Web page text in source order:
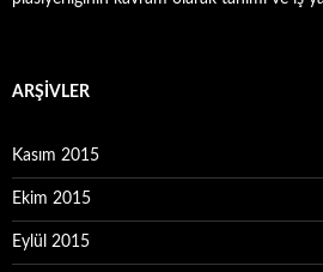
ARŞIVLER
Kasım 2015
Ekim 2015
Eylül 2015